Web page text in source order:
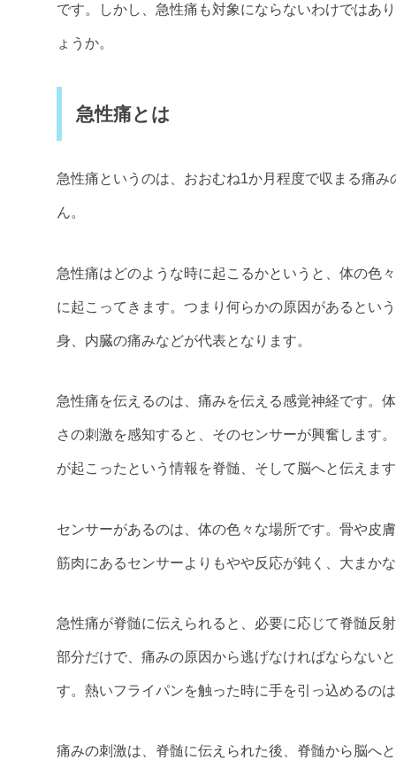
です。しかし、急性痛も対象にならないわけではあ
ょうか。
急性痛とは
急性痛というのは、おおむね1か月程度で収まる痛
ん。
急性痛はどのような時に起こるかというと、体の色
に起こってきます。つまり何らかの原因があるとい
身、内臓の痛みなどが代表となります。
急性痛を伝えるのは、痛みを伝える感覚神経です。
さの刺激を感知すると、そのセンサーが興奮します
が起こったという情報を脊髄、そして脳へと伝えま
センサーがあるのは、体の色々な場所です。骨や皮
筋肉にあるセンサーよりもやや反応が鈍く、大まか
急性痛が脊髄に伝えられると、必要に応じて脊髄反
部分だけで、痛みの原因から逃げなければならない
す。熱いフライパンを触った時に手を引っ込めるの
痛みの刺激は、脊髄に伝えられた後、脊髄から脳へ